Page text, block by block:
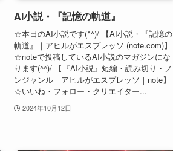
AI小説・『記憶の軌道』
☆本日のAI小説です(^^)/ 【AI小説・『記憶の
軌道』｜アヒルがエスプレッソ (note.com)】
☆noteで投稿しているAI小説のマガジンにな
ります(^^)/ 【『AI小説』短編・読み切り・ノ
ンジャンル｜アヒルがエスプレッソ｜note】
☆いいね・フォロー・クリエイター...
2024年10月12日